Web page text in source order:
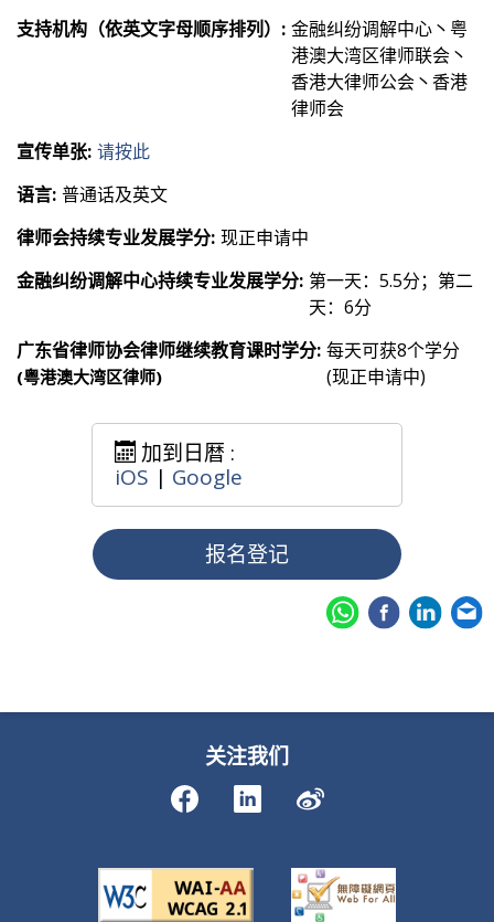
支持机构（依英文字母顺序排列）: 金融纠纷调解中心丶粤
港澳大湾区律师联会丶
香港大律师公会丶香港
律师会
宣传单张: 请按此
语言: 普通话及英文
律师会持续专业发展学分: 现正申请中
金融纠纷调解中心持续专业发展学分: 第一天：5.5分；第二
天：6分
广东省律师协会律师继续教育课时学分:
(粤港澳大湾区律师)
每天可获8个学分
(现正申请中)
加到日暦 :
iOS | Google
报名登记
关注我们